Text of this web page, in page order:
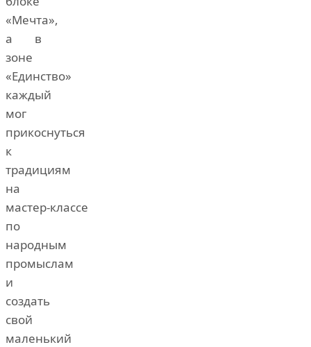
«Мечта»,
а в
зоне
«Единство»
каждый
мог
прикоснуться
к
традициям
на
мастер‑классе
по
народным
промыслам
и
создать
свой
маленький